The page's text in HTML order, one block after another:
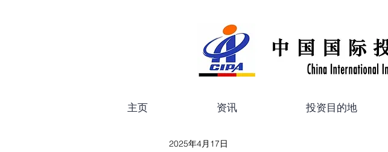
主页 资讯 投资目的地
2025年4月17日